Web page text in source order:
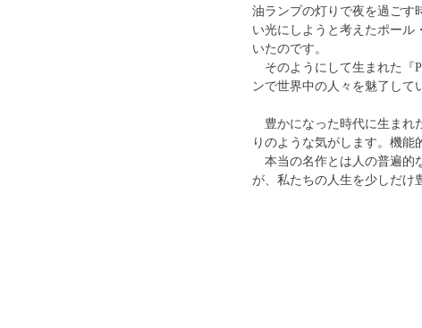
油ランプの灯りで夜を過ごす
い光にしようと考えたポール
いたのです。
そのようにして生まれた『
ンで世界中の人々を魅了して
豊かになった時代に生まれ
りのような気がします。機
本当の名作とは人の普遍的
が、私たちの人生を少しだけ